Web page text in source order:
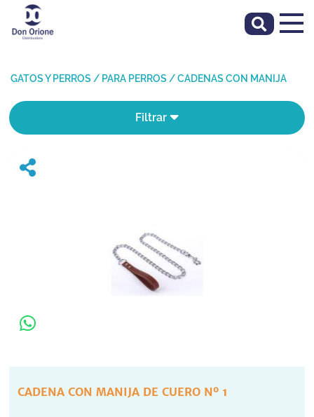
GATOS Y PERROS / PARA PERROS /CADENAS CON MANIJA
Filtrar
CADENA CON MANIJA DE CUERO Nº 1